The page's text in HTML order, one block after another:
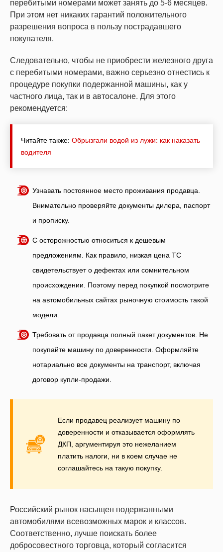
перебитыми номерами может занять до 5-6 месяцев.
При этом нет никаких гарантий положительного
разрешения вопроса в пользу пострадавшего
покупателя.
Следовательно, чтобы не приобрести железного друга
с перебитыми номерами, важно серьезно отнестись к
процедуре покупки подержанной машины, как у
частного лица, так и в автосалоне. Для этого
рекомендуется:
Читайте также: Обрызгали водой из лужи: как наказать
водителя
Узнавать постоянное место проживания продавца.
Внимательно проверяйте документы дилера, паспорт
и прописку.
С осторожностью относиться к дешевым
предложениям. Как правило, низкая цена ТС
свидетельствует о дефектах или сомнительном
происхождении. Поэтому перед покупкой посмотрите
на автомобильных сайтах рыночную стоимость такой
модели.
Требовать от продавца полный пакет документов. Не
покупайте машину по доверенности. Оформляйте
нотариально все документы на транспорт, включая
договор купли-продажи.
Если продавец реализует машину по
доверенности и отказывается оформлять
ДКП, аргументируя это нежеланием
платить налоги, ни в коем случае не
соглашайтесь на такую покупку.
Российский рынок насыщен подержанными
автомобилями всевозможных марок и классов.
Соответственно, лучше поискать более
добросовестного торговца, который согласится